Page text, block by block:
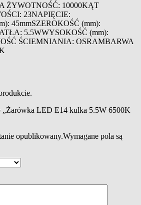
ŻYWOTNOŚĆ: 10000KĄT
23NAPIĘCIE:
45mmSZEROKOŚĆ (mm):
5.5WWYSOKOŚĆ (mm):
ŚCIEMNIANIA: OSRAMBARWA
„Żarówka LED E14 kulka 5.5W 6500K
opublikowany.Wymagane pola są